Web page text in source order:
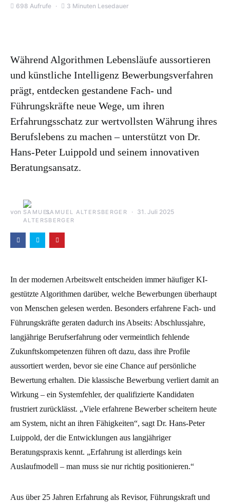
698 Aufrufe 3 Minuten Lesedauer
Während Algorithmen Lebensläufe aussortieren
und künstliche Intelligenz Bewerbungsverfahren
prägt, entdecken gestandene Fach- und
Führungskräfte neue Wege, um ihren
Erfahrungsschatz zur wertvollsten Währung ihres
Berufslebens zu machen – unterstützt von Dr.
Hans-Peter Luippold und seinem innovativen
Beratungsansatz.
von SAMUEL ALTERSBERGER 31. Juli 2025
In der modernen Arbeitswelt entscheiden immer häufiger KI-
gestützte Algorithmen darüber, welche Bewerbungen überhaupt
von Menschen gelesen werden. Besonders erfahrene Fach- und
Führungskräfte geraten dadurch ins Abseits: Abschlussjahre,
langjährige Berufserfahrung oder vermeintlich fehlende
Zukunftskompetenzen führen oft dazu, dass ihre Profile
aussortiert werden, bevor sie eine Chance auf persönliche
Bewertung erhalten. Die klassische Bewerbung verliert damit an
Wirkung – ein Systemfehler, der qualifizierte Kandidaten
frustriert zurücklässt. „Viele erfahrene Bewerber scheitern heute
am System, nicht an ihren Fähigkeiten“, sagt Dr. Hans-Peter
Luippold, der die Entwicklungen aus langjähriger
Beratungspraxis kennt. „Erfahrung ist allerdings kein
Auslaufmodell – man muss sie nur richtig positionieren.“
Aus über 25 Jahren Erfahrung als Revisor, Führungskraft und